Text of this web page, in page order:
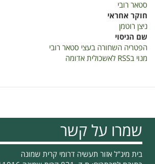
חום
והתפתחות
הפטריה
השחורה
בעצי
סטאר
ברשתות
סטאר רובי
חוקר אחראי
ניצן רוטמן
שם הניסוי
הפטריה השחורה בעצי סטאר רובי
מנוי בRSS לאשכולית אדומה
שמרו על קשר
בית מיג"ל אזור תעשיה דרומי קרית שמונה